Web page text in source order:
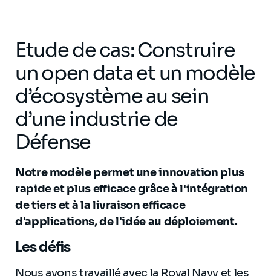
Etude de cas: Construire
un open data et un modèle
d’écosystème au sein
d’une industrie de
Défense
Notre modèle permet une innovation plus
rapide et plus efficace grâce à l'intégration
de tiers et à la livraison efficace
d'applications, de l'idée au déploiement.
Les défis
Nous avons travaillé avec la Royal Navy et les